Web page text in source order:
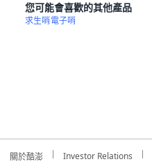
您可能會喜歡的其他產品
求生哨電子哨
關於酷澎 Investor Relations